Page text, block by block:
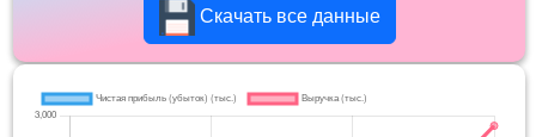
Скачать все данные